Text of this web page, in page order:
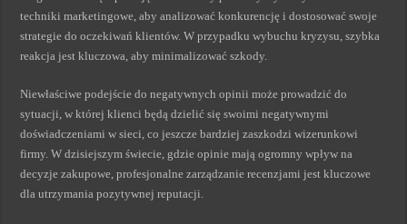
techniki marketingowe, aby analizować konkurencję i dostosować swoje
strategie do oczekiwań klientów. W przypadku wybuchu kryzysu, szybka
reakcja jest kluczowa, aby minimalizować szkody.
Niewłaściwe podejście do negatywnych opinii może prowadzić do
sytuacji, w której klienci będą dzielić się swoimi negatywnymi
doświadczeniami w sieci, co jeszcze bardziej zaszkodzi wizerunkowi
firmy. W dzisiejszym świecie, gdzie opinie mają ogromny wpływ na
decyzje zakupowe, profesjonalne zarządzanie recenzjami jest kluczowe
dla utrzymania pozytywnej reputacji.